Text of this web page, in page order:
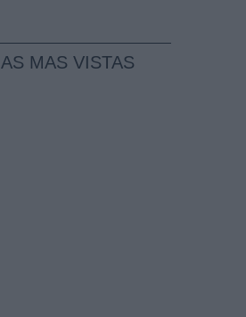
MAS VISTAS